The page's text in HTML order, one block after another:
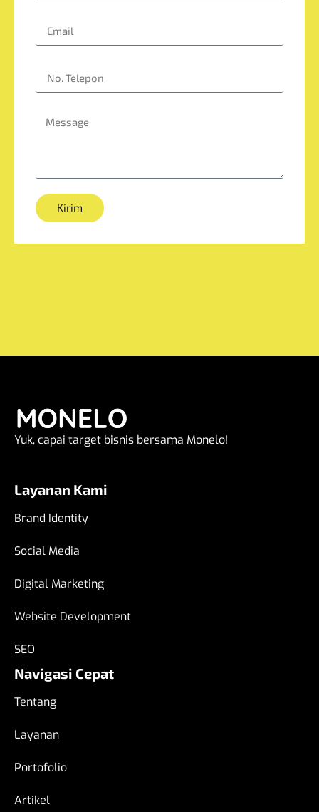
Kirim
Yuk, capai target bisnis bersama Monelo!
Layanan Kami
Brand Identity
Social Media
Digital Marketing
Website Development
SEO
Navigasi Cepat
Tentang
Layanan
Portofolio
Artikel